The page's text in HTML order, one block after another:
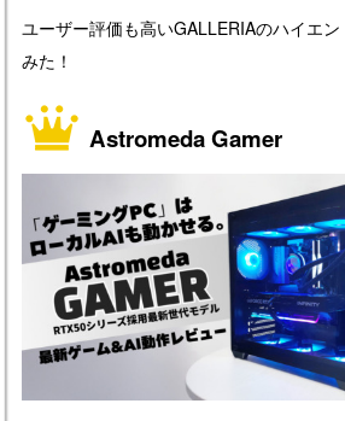
ユーザー評価も高いGALLERIAのハイエ
みた！
Astromeda Gamer